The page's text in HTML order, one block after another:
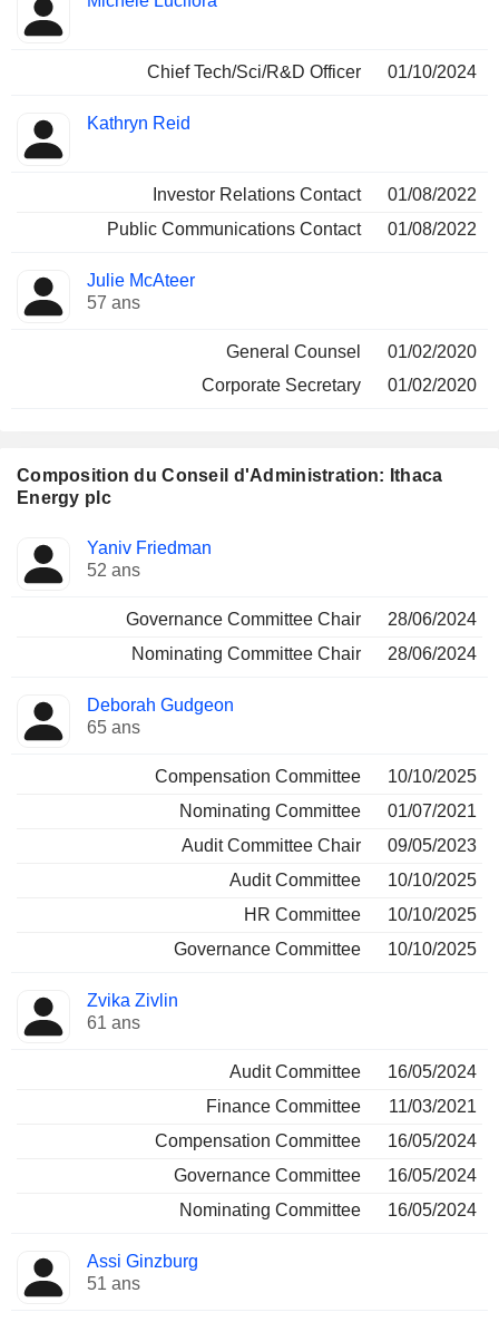
Chief Tech/Sci/R&D Officer 01/10/2024
Kathryn Reid
Investor Relations Contact
01/08/2022
Public Communications Contact
01/08/2022
Julie McAteer
57 ans
General Counsel
01/02/2020
Corporate Secretary
01/02/2020
Composition du Conseil d'Administration: Ithaca
Energy plc
Administrateur Comités
Yaniv Friedman
52 ans
Governance Committee Chair
28/06/2024
Nominating Committee Chair
28/06/2024
Deborah Gudgeon
65 ans
Compensation Committee
10/10/2025
Nominating Committee
01/07/2021
Audit Committee Chair
09/05/2023
Audit Committee
10/10/2025
HR Committee
10/10/2025
Governance Committee
10/10/2025
Zvika Zivlin
61 ans
Audit Committee
16/05/2024
Finance Committee
11/03/2021
Compensation Committee
16/05/2024
Governance Committee
16/05/2024
Nominating Committee
16/05/2024
Assi Ginzburg
51 ans